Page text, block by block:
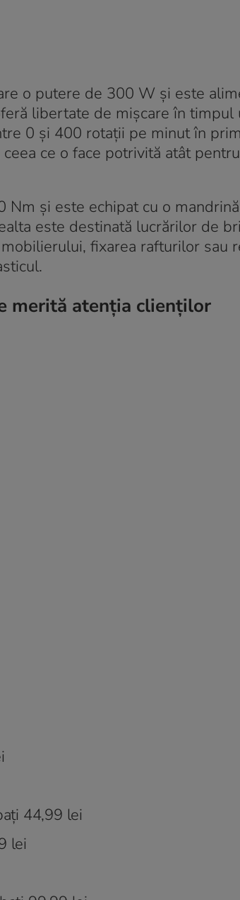
o putere de 300 W și este
libertate de mișcare în
0 și 400 rotații pe minut în
ce o face potrivită atât
și este echipat cu o
este destinată lucrărilor de
fixarea rafturilor sau
merită atenția clienților
44,99 lei
lei